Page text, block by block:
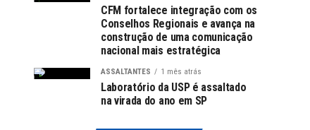
CFM fortalece integração com os
Conselhos Regionais e avança na
construção de uma comunicação
nacional mais estratégica
ASSALTANTES 1 mês atrás
Laboratório da USP é assaltado
na virada do ano em SP